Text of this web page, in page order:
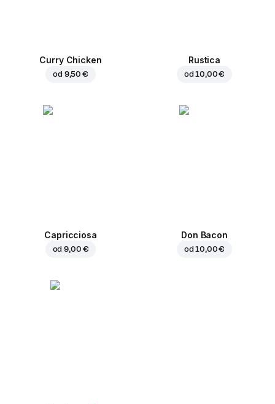
Curry Chicken
od 9,50 €
Rustica
od10,00 €
Capricciosa
od9,00 €
Don Bacon
od10,00 €